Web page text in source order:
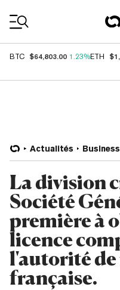
BTC $64,803.00 1.23%ETH
Actualités Business
La division
Société
première à
licence
l'autorité
française.